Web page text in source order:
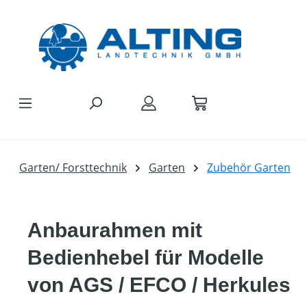
Garten/ Forsttechnik Garten Zubehör Garten
Anbaurahmen mit
Bedienhebel für Modelle
von AGS / EFCO / Herkules